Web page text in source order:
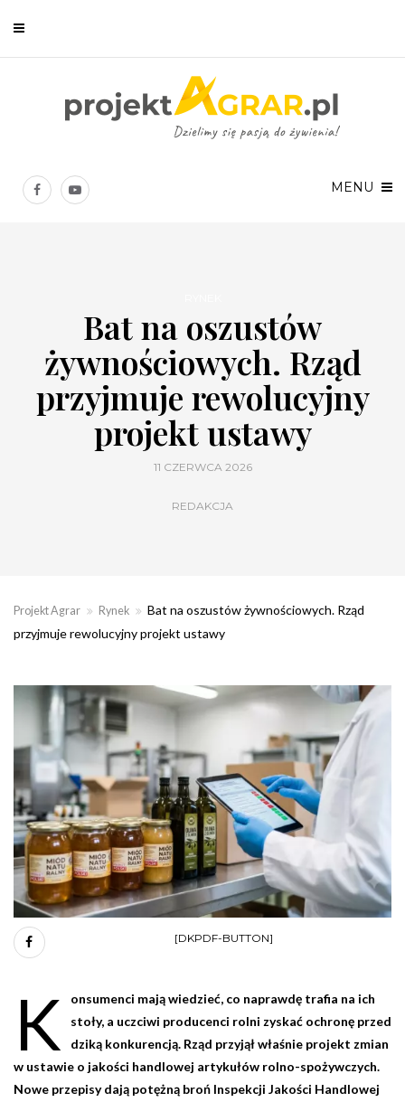
MENU
Bat na oszustów
żywnościowych. Rząd
przyjmuje rewolucyjny
projekt ustawy
11 CZERWCA 2026
REDAKCJA
Projekt Agrar Rynek
Bat na oszustów żywnościowych. Rząd
przyjmuje rewolucyjny projekt ustawy
[DKPDF-BUTTON]
K
onsumenci mają wiedzieć, co naprawdę trafia na ich
stoły, a uczciwi producenci rolni zyskać ochronę przed
dziką konkurencją. Rząd przyjął właśnie projekt zmian
w ustawie o jakości handlowej artykułów rolno-spożywczych.
Nowe przepisy dają potężną broń Inspekcji Jakości Handlowej
Chcesz być na bieżąco? Zostaw swój e-mail, a raz w tygodniu
prześlemy Ci nasze najlepsze artykuły!
Twoje dane osobowe będą przetwarzane zgodnie z Polityką prywatności